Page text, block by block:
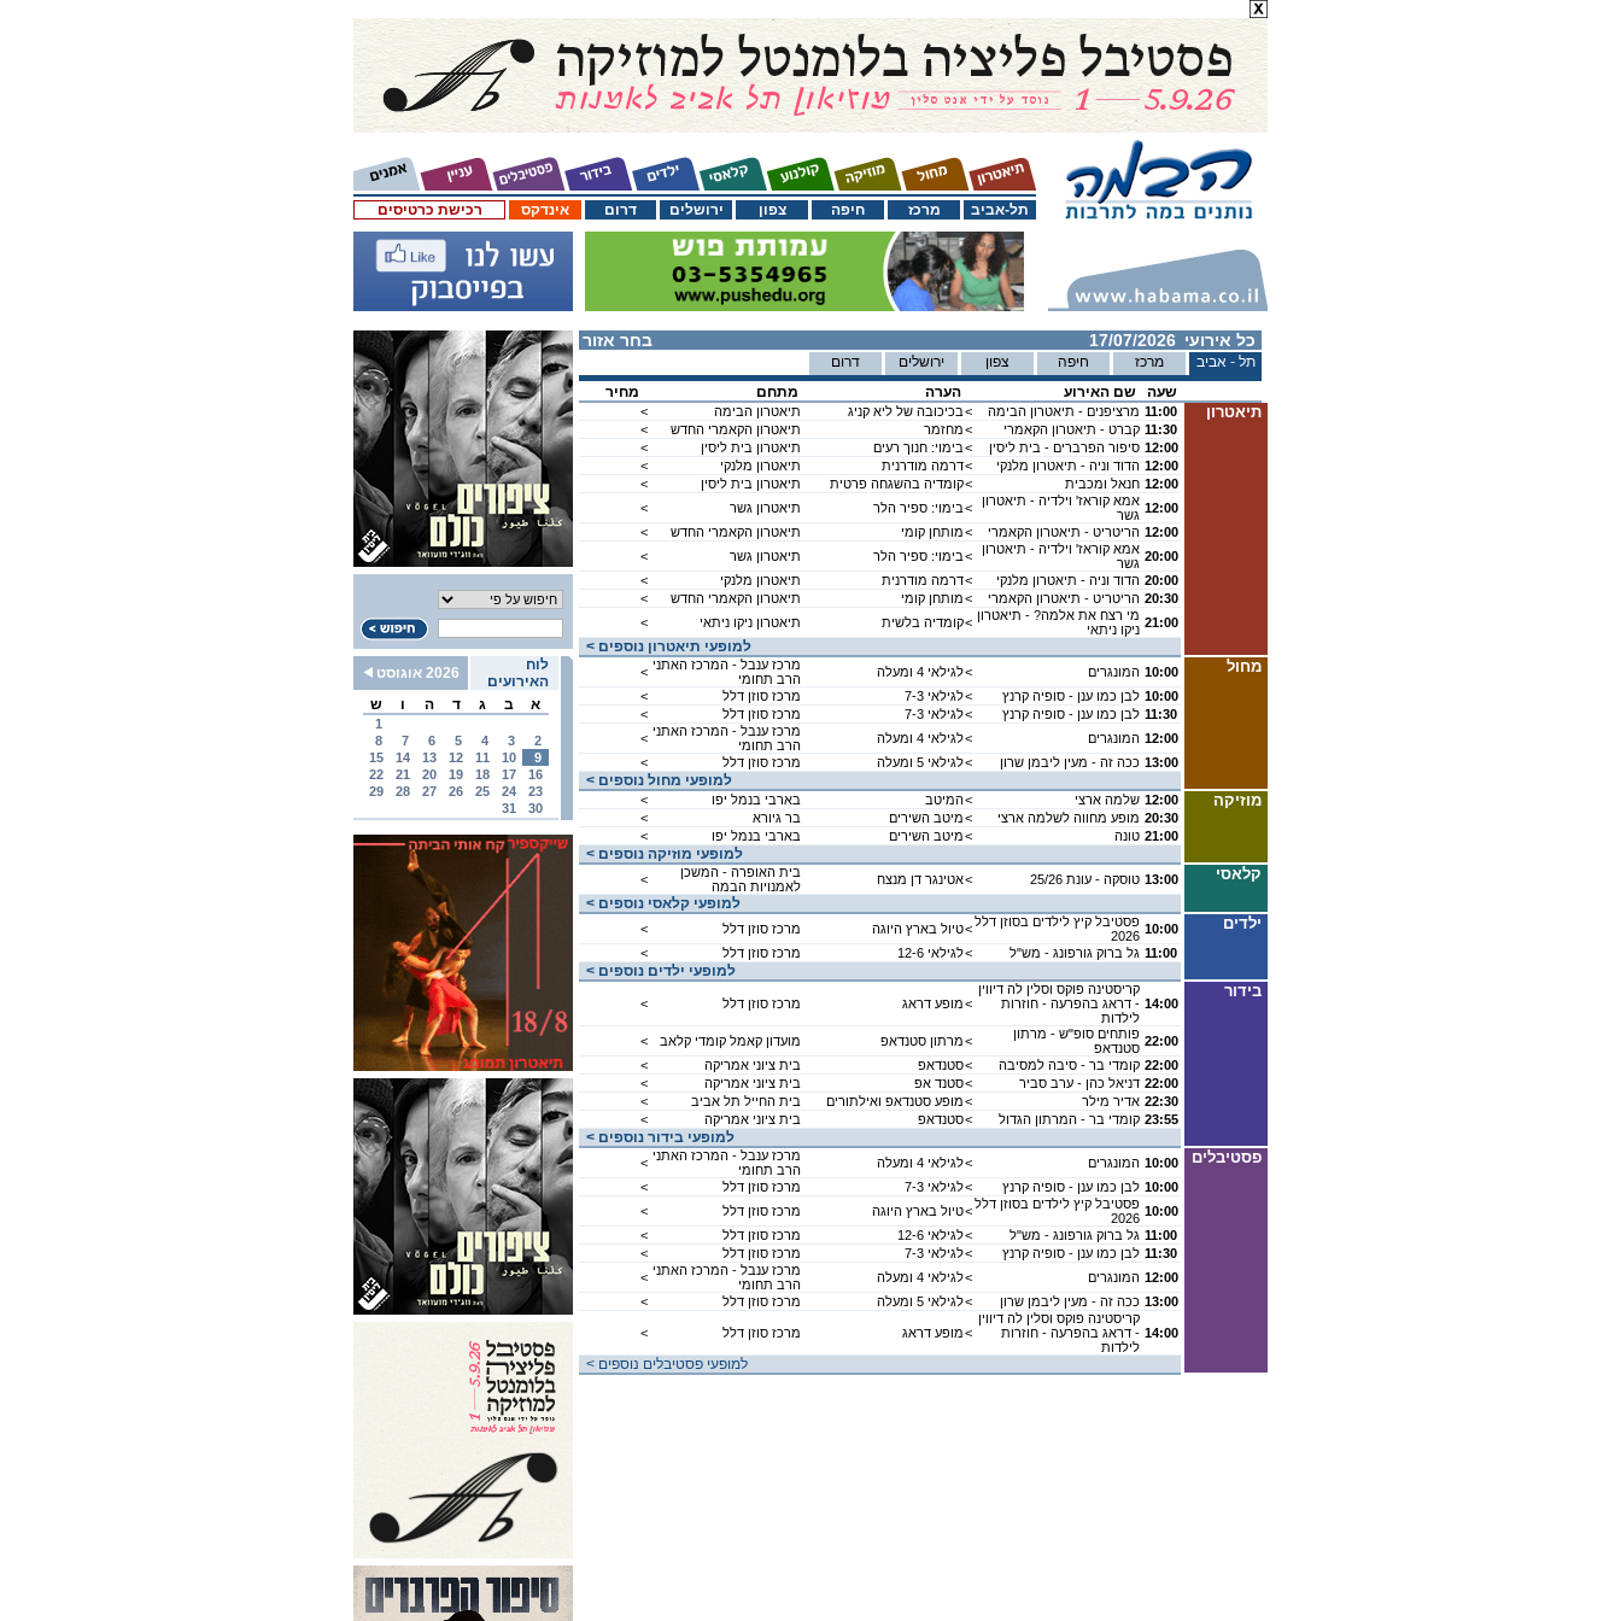
רכישת כרטיסים אינדקס דרום ירושלים צפון חיפה מרכז תל-אביב
לוח
האירועים
2026 אוגוסט
א
ב ג ד ה ו ש
1
2
3
4
5
6
7
8
9
10
11
12
13
14
15
16
17
18
19
20
21
22
23
24
25
26
27
28
29
30
31
בחר אזור כל אירועי
דרום ירושלים צפון חיפה מרכז
תל - אביב
מחיר
מתחם הערה שם האירוע שעה
< תיאטרון הבימה בכיכובה של ליא קניג< מרציפנים - תיאטרון הבימה 11:00 תיאטרון
< תיאטרון הקאמרי החדש מחזמר< קברט - תיאטרון הקאמרי 11:30
<
תיאטרון בית ליסין בימוי: חנוך רעים< סיפור הפרברים - בית ליסין 12:00
<
תיאטרון מלנקי דרמה מודרנית< הדוד וניה - תיאטרון מלנקי 12:00
<
תיאטרון בית ליסין קומדיה בהשגחה פרטית< חנאל ומכבית 12:00
<
תיאטרון גשר בימוי: ספיר הלר<
אמא קוראז' וילדיה - תיאטרון
גשר 12:00
<
תיאטרון הקאמרי החדש מותחן קומי< הריטריט - תיאטרון הקאמרי 12:00
<
תיאטרון גשר בימוי: ספיר הלר<
אמא קוראז' וילדיה - תיאטרון
גשר 20:00
<
תיאטרון מלנקי דרמה מודרנית< הדוד וניה - תיאטרון מלנקי 20:00
<
תיאטרון הקאמרי החדש מותחן קומי< הריטריט - תיאטרון הקאמרי 20:30
<
תיאטרון ניקו ניתאי קומדיה בלשית< מי רצח את אלמה? - תיאטרון
ניקו ניתאי 21:00
< למופעי תיאטרון נוספים
< מרכז ענבל - המרכז האתני
הרב תחומי
לגילאי 4 ומעלה< המונגרים 10:00 מחול
< מרכז סוזן דלל לגילאי 7-3< לבן כמו ענן - סופיה קרנץ 10:00
<
מרכז סוזן דלל לגילאי 7-3< לבן כמו ענן - סופיה קרנץ 11:30
< מרכז ענבל - המרכז האתני
הרב תחומי
לגילאי 4 ומעלה< המונגרים 12:00
<
מרכז סוזן דלל לגילאי 5 ומעלה< ככה זה - מעין ליבמן שרון 13:00
< למופעי מחול נוספים
< בארבי בנמל יפו המיטב< שלמה ארצי 12:00 מוזיקה
< בר גיורא מיטב השירים< מופע מחווה לשלמה ארצי 20:30
<
בארבי בנמל יפו מיטב השירים< טונה 21:00
< למופעי מוזיקה נוספים
<
בית האופרה - המשכן
לאמנויות הבמה
אטינגר דן מנצח< טוסקה - עונת 25/26 13:00 קלאסי
< למופעי קלאסי נוספים
< מרכז סוזן דלל טיול בארץ היוגה<פסטיבל קיץ לילדים בסוזן דלל
2026 10:00 ילדים
< מרכז סוזן דלל לגילאי 12-6< גל ברוק גורפונג - מש"ל 11:00
< למופעי ילדים נוספים
< מרכז סוזן דלל מופע דראג<
קריסטינה פוקס וסלין לה דיווין
- דראג בהפרעה - חוזרות
לילדות
14:00
בידור
< מועדון קאמל קומדי קלאב מרתון סטנדאפ<
פותחים סופ"ש - מרתון
סטנדאפ 22:00
<
בית ציוני אמריקה סטנדאפ< קומדי בר - סיבה למסיבה 22:00
<
בית ציוני אמריקה סטנד אפ< דניאל כהן - ערב סביר 22:00
<
בית החייל תל אביב מופע סטנדאפ ואילתורים< אדיר מילר 22:30
<
בית ציוני אמריקה סטנדאפ< קומדי בר - המרתון הגדול 23:55
< למופעי בידור נוספים
< מרכז ענבל - המרכז האתני
הרב תחומי
לגילאי 4 ומעלה< המונגרים 10:00 פסטיבלים
< מרכז סוזן דלל לגילאי 7-3< לבן כמו ענן - סופיה קרנץ 10:00
<
מרכז סוזן דלל טיול בארץ היוגה<פסטיבל קיץ לילדים בסוזן דלל
2026 10:00
<
מרכז סוזן דלל לגילאי 12-6< גל ברוק גורפונג - מש"ל 11:00
<
מרכז סוזן דלל לגילאי 7-3< לבן כמו ענן - סופיה קרנץ 11:30
< מרכז ענבל - המרכז האתני
הרב תחומי
לגילאי 4 ומעלה< המונגרים 12:00
<
מרכז סוזן דלל לגילאי 5 ומעלה< ככה זה - מעין ליבמן שרון 13:00
< מרכז סוזן דלל מופע דראג<
קריסטינה פוקס וסלין לה דיווין
- דראג בהפרעה - חוזרות
לילדות
14:00
< למופעי פסטיבלים נוספים